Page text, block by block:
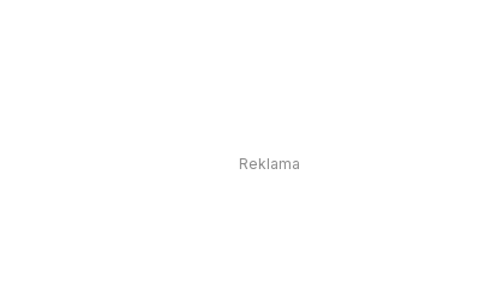
Reklama